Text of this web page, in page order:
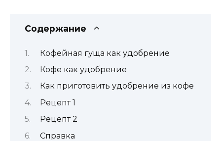
Содержание
Кофейная гуща как удобрение
Кофе как удобрение
Как приготовить удобрение из кофе
Рецепт 1
Рецепт 2
Справка